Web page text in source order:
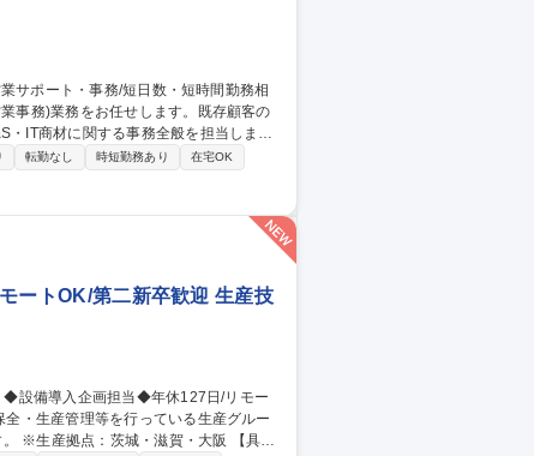
IT商材に関する事務全般を担当しま
／提案資料や営業ツールの更新・運用
度あり、ワークライフバランス整えな
営業サポート・事務/短日数・短時間勤務相談可
転勤なし 時短勤務あり
在宅OK
ートOK/第二新卒歓迎 生産技
産拠点：茨城・滋賀・大阪 【具体